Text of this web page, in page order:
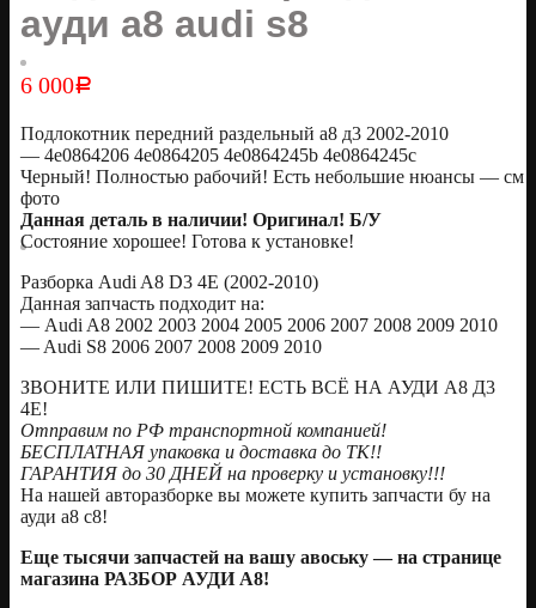
ауди а8 audi s8
6 000Р
Подлокотник передний раздельный а8 д3 2002-2010
— 4e0864206 4e0864205 4e0864245b 4e0864245c
Черный! Полностью рабочий! Есть небольшие нюансы — см
фото
Данная деталь в наличии! Оригинал! Б/У
Состояние хорошее! Готова к установке!
Разборка Audi A8 D3 4E (2002-2010)
Данная запчасть подходит на:
— Audi A8 2002 2003 2004 2005 2006 2007 2008 2009 2010
— Audi S8 2006 2007 2008 2009 2010
ЗВОНИТЕ ИЛИ ПИШИТЕ! ЕСТЬ ВСЁ НА АУДИ А8 Д3
4Е!
Отправим по РФ транспортной компанией!
БЕСПЛАТНАЯ упаковка и доставка до ТК!!
ГАРАНТИЯ до 30 ДНЕЙ на проверку и установку!!!
На нашей авторазборке вы можете купить запчасти бу на
ауди а8 с8!
Еще тысячи запчастей на вашу авоську — на странице
магазина РАЗБОР АУДИ А8!